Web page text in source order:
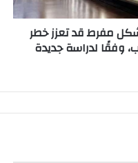
مفرط قد تعزز خطر
وفقًا لدراسة جديدة